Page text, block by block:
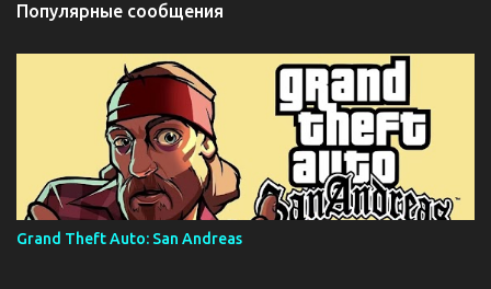
Популярные сообщения
Grand Theft Auto: San Andreas